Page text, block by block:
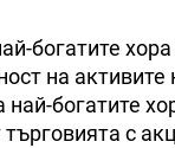
богатите
на
богатите
търговията с